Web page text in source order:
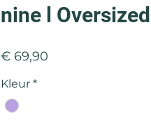
nine l
€ 69,90
Kleur *